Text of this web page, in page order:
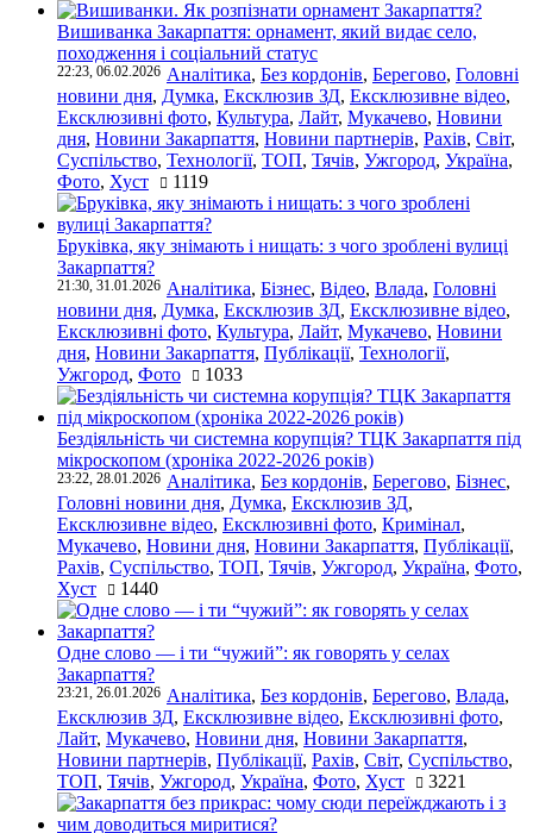
Вишиванка Закарпаття: орнамент, який видає село,
походження і соціальний статус
22:23, 06.02.2026 Аналітика, Без кордонів, Берегово, Головні
новини дня, Думка, Ексклюзив ЗД, Ексклюзивне відео,
Ексклюзивні фото, Культура, Лайт, Мукачево, Новини
дня, Новини Закарпаття, Новини партнерів, Рахів, Світ,
Суспільство, Технології, ТОП, Тячів, Ужгород, Україна,
Фото, Хуст 1119
Бруківка, яку знімають і нищать: з чого зроблені вулиці
Закарпаття?
21:30, 31.01.2026 Аналітика, Бізнес, Відео, Влада, Головні
новини дня, Думка, Ексклюзив ЗД, Ексклюзивне відео,
Ексклюзивні фото, Культура, Лайт, Мукачево, Новини
дня, Новини Закарпаття, Публікації, Технології,
Ужгород, Фото 1033
Бездіяльність чи системна корупція? ТЦК Закарпаття під
мікроскопом (хроніка 2022-2026 років)
23:22, 28.01.2026 Аналітика, Без кордонів, Берегово, Бізнес,
Головні новини дня, Думка, Ексклюзив ЗД,
Ексклюзивне відео, Ексклюзивні фото, Кримінал,
Мукачево, Новини дня, Новини Закарпаття, Публікації,
Рахів, Суспільство, ТОП, Тячів, Ужгород, Україна, Фото,
Хуст
1440
Одне слово — і ти “чужий”: як говорять у селах
Закарпаття?
23:21, 26.01.2026 Аналітика, Без кордонів, Берегово, Влада,
Ексклюзив ЗД, Ексклюзивне відео, Ексклюзивні фото,
Лайт, Мукачево, Новини дня, Новини Закарпаття,
Новини партнерів, Публікації, Рахів, Світ, Суспільство,
ТОП, Тячів, Ужгород, Україна, Фото, Хуст 3221